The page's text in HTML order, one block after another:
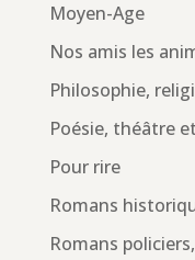
Moyen-Age
Nos amis les
Philosophie,
Poésie, théâtre
Pour rire
Romans
Romans